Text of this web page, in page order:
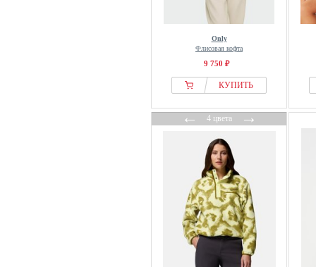
Only
Флисовая кофта
9 750 ₽
КУПИТЬ
←4 цвета→